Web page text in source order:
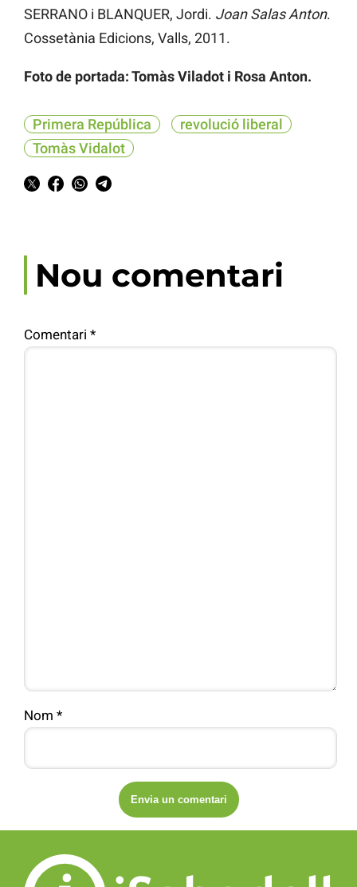
SERRANO i BLANQUER, Jordi. Joan Salas Anton.
Cossetània Edicions, Valls, 2011.
Foto de portada: Tomàs Viladot i Rosa Anton.
Primera República
revolució liberal
Tomàs Vidalot
Nou comentari
Comentari *
Nom *